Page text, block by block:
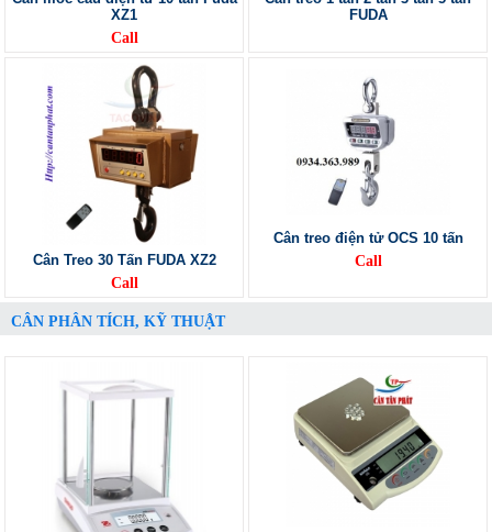
XZ1
Call
FUDA
Cân Treo 30 Tấn FUDA XZ2
Call
Cân treo điện tử OCS 10 tấn
Call
CÂN PHÂN TÍCH, KỸ THUẬT